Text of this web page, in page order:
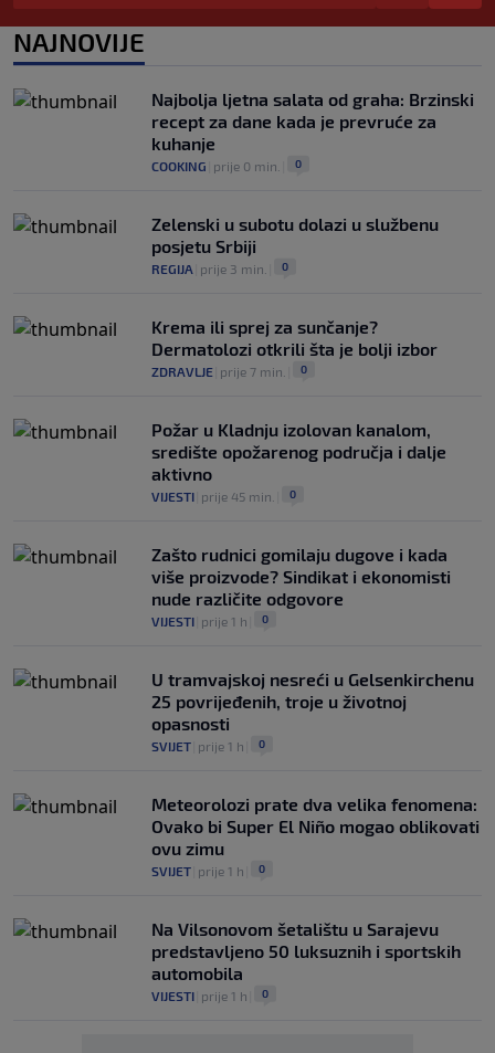
NAJNOVIJE
Najbolja ljetna salata od graha: Brzinski
recept za dane kada je prevruće za
kuhanje
COOKING prije 0 min. 0
Zelenski u subotu dolazi u službenu
posjetu Srbiji
REGIJA prije 3 min. 0
Krema ili sprej za sunčanje?
Dermatolozi otkrili šta je bolji izbor
ZDRAVLJE prije 7 min. 0
Požar u Kladnju izolovan kanalom,
središte opožarenog područja i dalje
aktivno
VIJESTI prije 45 min. 0
Zašto rudnici gomilaju dugove i kada
više proizvode? Sindikat i ekonomisti
nude različite odgovore
VIJESTI prije 1 h 0
U tramvajskoj nesreći u Gelsenkirchenu
25 povrijeđenih, troje u životnoj
opasnosti
SVIJET prije 1 h 0
Meteorolozi prate dva velika fenomena:
Ovako bi Super El Niño mogao oblikovati
ovu zimu
SVIJET prije 1 h 0
Na Vilsonovom šetalištu u Sarajevu
predstavljeno 50 luksuznih i sportskih
automobila
VIJESTI prije 1 h 0